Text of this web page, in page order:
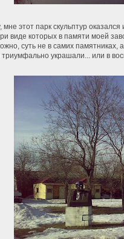
этот парк скульптур
виде которых в памяти моей
суть не в самих
триумфально украшали... или в